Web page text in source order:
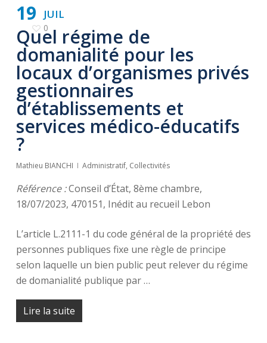
JUIL
19
0
Quel régime de
domanialité pour les
locaux d’organismes privés
gestionnaires
d’établissements et
services médico-éducatifs
?
Mathieu BIANCHI Administratif, Collectivités
Référence :Conseil d’État, 8ème chambre,
18/07/2023, 470151, Inédit au recueil Lebon
L’article L.2111-1 du code général de la propriété des
personnes publiques fixe une règle de principe
selon laquelle un bien public peut relever du régime
de domanialité publique par …
Lire la suite